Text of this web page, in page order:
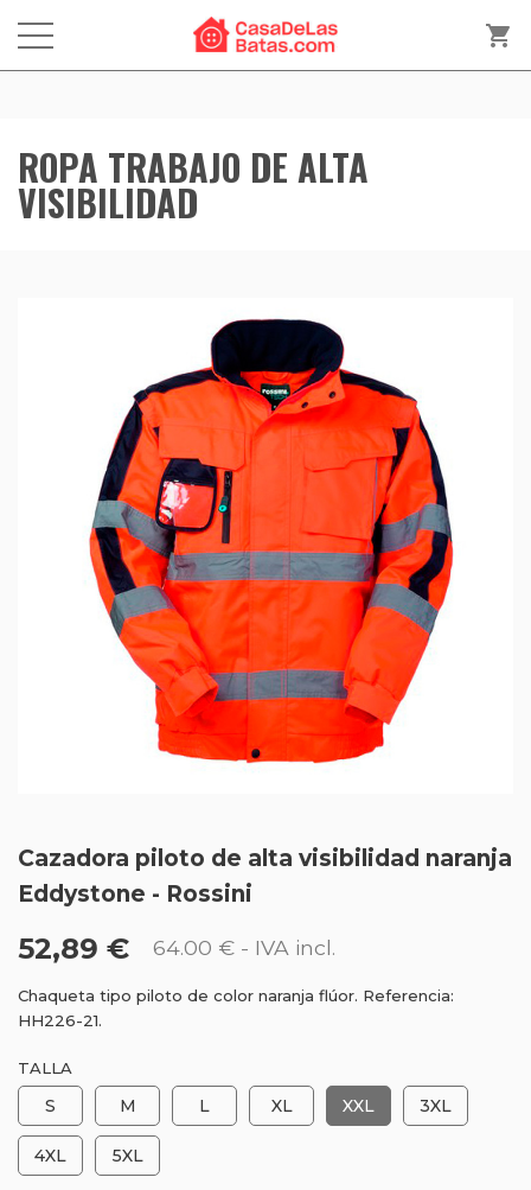
shopping_cart
ROPA TRABAJO DE ALTA
VISIBILIDAD
Cazadora piloto de alta visibilidad naranja
Eddystone - Rossini
52,89 € 64.00 € - IVA incl.
Chaqueta tipo piloto de color naranja flúor. Referencia:
HH226-21.
TALLA
S M L XL XXL 3XL
4XL 5XL